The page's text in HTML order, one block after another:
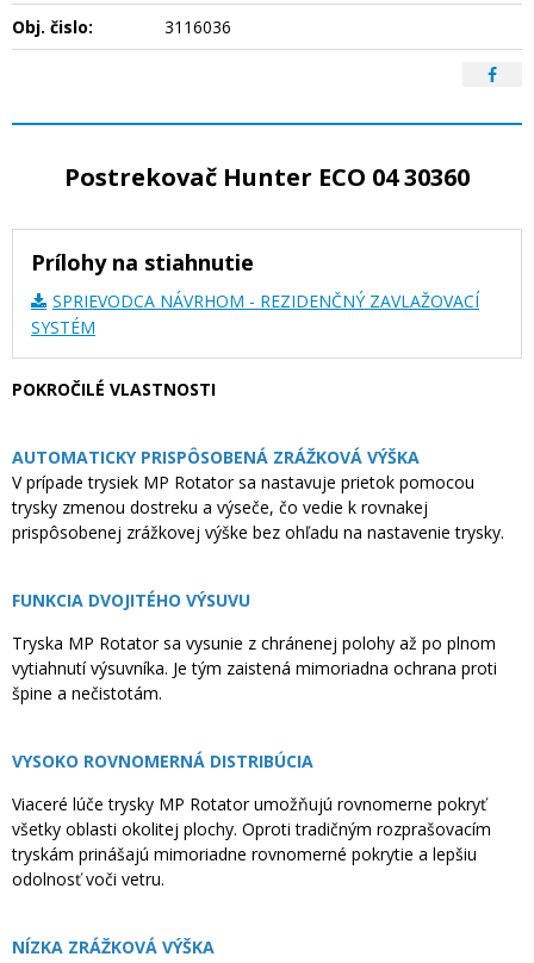
Obj. čislo: 3116036
Postrekovač Hunter ECO 04 30360
Prílohy na stiahnutie
SPRIEVODCA NÁVRHOM - REZIDENČNÝ ZAVLAŽOVACÍ
SYSTÉM
POKROČILÉ VLASTNOSTI
AUTOMATICKY PRISPÔSOBENÁ ZRÁŽKOVÁ VÝŠKA
V prípade trysiek MP Rotator sa nastavuje prietok pomocou
trysky zmenou dostreku a výseče, čo vedie k rovnakej
prispôsobenej zrážkovej výške bez ohľadu na nastavenie trysky.
FUNKCIA DVOJITÉHO VÝSUVU
Tryska MP Rotator sa vysunie z chránenej polohy až po plnom
vytiahnutí výsuvníka. Je tým zaistená mimoriadna ochrana proti
špine a nečistotám.
VYSOKO ROVNOMERNÁ DISTRIBÚCIA
Viaceré lúče trysky MP Rotator umožňujú rovnomerne pokryť
všetky oblasti okolitej plochy. Oproti tradičným rozprašovacím
tryskám prinášajú mimoriadne rovnomerné pokrytie a lepšiu
odolnosť voči vetru.
NÍZKA ZRÁŽKOVÁ VÝŠKA